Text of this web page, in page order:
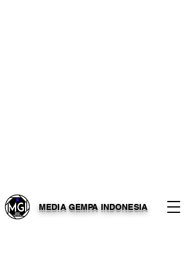
MEDIA GEMPA INDONESIA